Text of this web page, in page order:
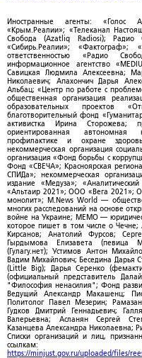
Иностранные агенты: «Голос
«Крым.Реалии»; «Телеканал
Свобода (Azatliq Radiosi); Радио
«Сибирь.Реалии»; «Фактограф»;
ответственностью «Радио
информационное агентство
Савицкая Людмила Алексеевна;
Николаевич; Апахончич Дарья
Альбац; «Центр по работе с
общественная организация
образовательных проектов
благотворительный фонд
активистка Ирина Сторожева;
ориентированная автономная
профилактике и охране
некоммерческая организация
организация «Фонд борьбы с
Фонд «СВЕЧА»; Красноярская
СПИДа»; некоммерческая
издание «Медуза»;
«Альтаир 2021»; ООО «Вега 2021»;
монолит»; M.News World —
многих расследований на основе
войне на Украине; МЕМО —
которое пишет в том числе о
Кирсанов; Анатолий Фурсов;
Гырдымова Елизавета (певица
(Гулагу.нет); Устимов Антон
Вадим Михайлович; Беседина Дарья
(Little Big); Дарья Серенко
(официальный представитель
"Философия ненасилия"; Фонд
Ведущий Александр Макашенц;
Политолог Павел Мезерин;
Гудков Дмитрий Геннадьевич;
Валерьевна; Асланян Сергей
Казанцева Александра Николаевна;
Списки организаций и лиц,
ссылкам:
https://minjust.gov.ru/uploaded/files/